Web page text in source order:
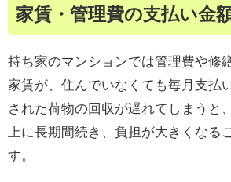
家賃・管理費の支払い金
持ち家のマンションでは管理費や修
家賃が、住んでいなくても毎月支払
された荷物の回収が遅れてしまうと
上に長期間続き、負担が大きくなる
す。